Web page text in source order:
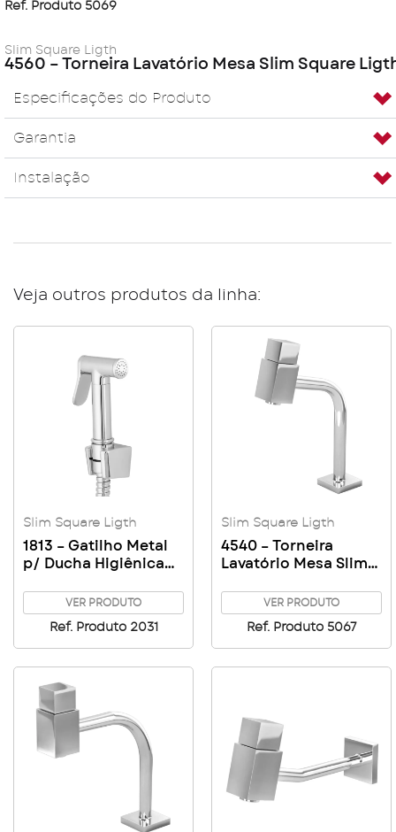
Ref. Produto 5069
Slim Square Ligth
4560 – Torneira Lavatório Mesa Slim Square
Especificações do Produto
Garantia
Instalação
Veja outros produtos da linha:
Slim Square Ligth
1813 – Gatilho Metal
p/ Ducha Higiênica
Shine – Square Ligth
VER PRODUTO
Ref. Produto 2031
Slim Square Ligth
4540 – Torneira
Lavatório Mesa Slim
VER PRODUTO
Ref. Produto 5067